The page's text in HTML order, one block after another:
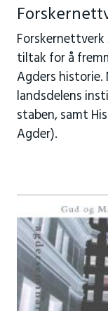
tiltak for å
Agders
landsdelens
staben, samt
Agder).